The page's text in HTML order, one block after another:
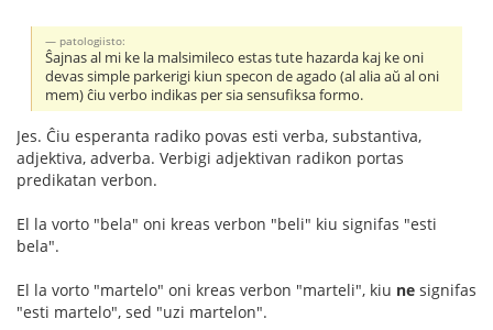
patologiisto:
Ŝajnas al mi ke la malsimileco estas tute hazarda kaj ke oni
devas simple parkerigi kiun specon de agado (al alia aŭ al oni
mem) ĉiu verbo indikas per sia sensufiksa formo.
Jes. Ĉiu esperanta radiko povas esti verba, substantiva,
adjektiva, adverba. Verbigi adjektivan radikon portas
predikatan verbon.
El la vorto "bela" oni kreas verbon "beli" kiu signifas "esti
bela".
El la vorto "martelo" oni kreas verbon "marteli", kiu ne signifas
"esti martelo", sed "uzi martelon".